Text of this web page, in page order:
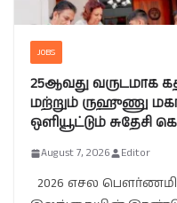
JOBS
25ஆவது வருடமாக
மற்றும் ருஹுணு
ஒளியூட்டும்
August 7, 2026 Editor
2026 எசல பௌர்ணமி